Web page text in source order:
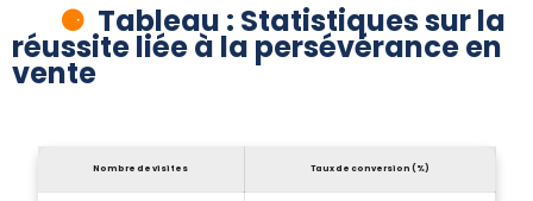
Tableau : Statistiques sur la
réussite liée à la persévérance en
vente
Nombre de visites Taux de conversion (%)